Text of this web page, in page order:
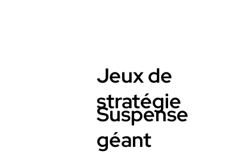
Jeux de
stratégie
Suspense
géant